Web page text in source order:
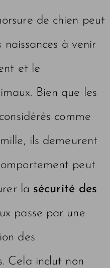
de chien peut
naissances à venir
et le
Bien que les
comme
ils demeurent
peut
la sécurité des
passe par une
des
Cela inclut non